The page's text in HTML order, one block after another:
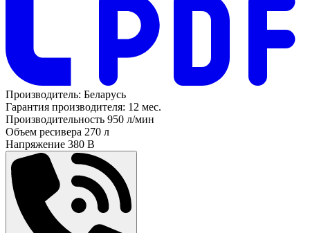
Производитель: Беларусь
Гарантия производителя: 12 мес.
Производительность 950 л/мин
Объем ресивера 270 л
Напряжение 380 В